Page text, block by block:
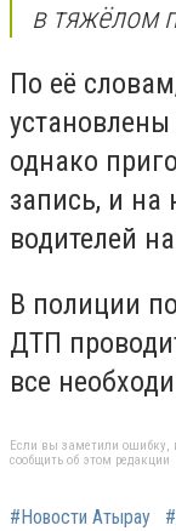
в тяжёлом
По её
однако
запись, и на
водителей
В полиции
ДТП
все
Если вы заметили ошибку,
сообщить об этом редакции
#Новости Атырау